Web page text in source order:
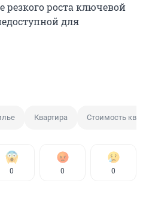
резкого роста ключевой
для
Квартира Стоимость
0 0 0